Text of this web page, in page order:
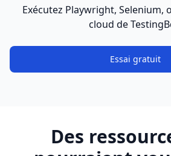
Exécutez Playwright, Selenium,
cloud de
Essai gratuit
Des